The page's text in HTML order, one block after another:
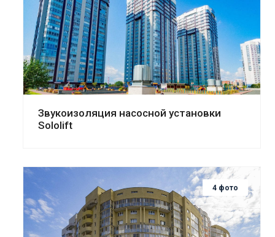
Смотреть проект
Звукоизоляция насосной установки
Sololift
4 фото